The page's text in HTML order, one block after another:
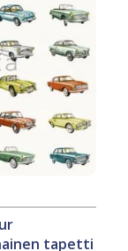
tapetti